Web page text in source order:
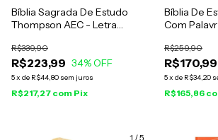
Bíblia Sagrada De Estudo
Thompson AEC - Letra
R$223,99
R$339,90
34% OFF
5x de R$44,80 sem juros
R$217,27 com Pix
Bíblia De
Com
R$170,99
R$259,90
5x de R$34,20
R$165,86
1 /5